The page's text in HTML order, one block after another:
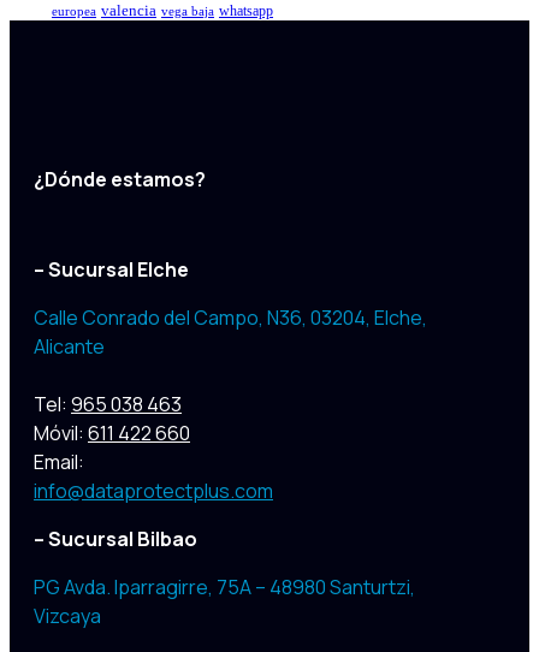
europea valencia vega baja whatsapp
¿Dónde estamos?
– Sucursal Elche
Calle Conrado del Campo, N36, 03204, Elche,
Alicante
Tel: 965 038 463
Móvil: 611 422 660
Email:
info@dataprotectplus.com
– Sucursal Bilbao
PG Avda. Iparragirre, 75A – 48980 Santurtzi,
Vizcaya